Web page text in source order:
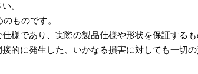
。
ものです。
であり、実際の製品仕様や形状を保証するも
に発生した、いかなる損害に対しても一切の